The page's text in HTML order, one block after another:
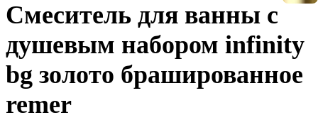
Смеситель для ванны с
душевым набором infinity
bg золото брашированное
remer